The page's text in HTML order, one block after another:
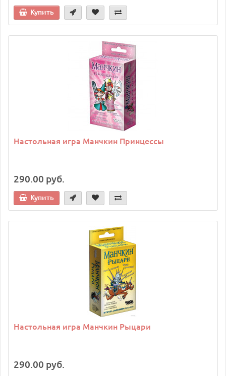
Купить
Настольная игра Манчкин Принцессы
290.00 руб.
Купить
Настольная игра Манчкин Рыцари
290.00 руб.